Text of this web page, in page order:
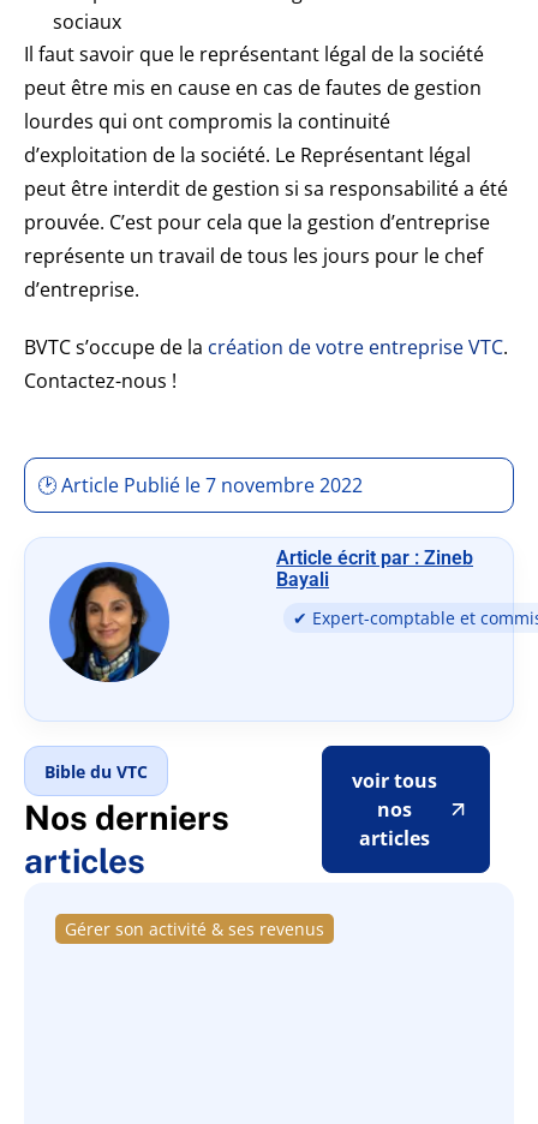
sociaux
Il faut savoir que le représentant légal de la société
peut être mis en cause en cas de fautes de gestion
lourdes qui ont compromis la continuité
d’exploitation de la société. Le Représentant légal
peut être interdit de gestion si sa responsabilité a été
prouvée. C’est pour cela que la gestion d’entreprise
représente un travail de tous les jours pour le chef
d’entreprise.
BVTC s’occupe de la création de votre entreprise VTC.
Contactez-nous !
🕑 Article Publié le 7 novembre 2022
Article écrit par : Zineb
Bayali
✔ Expert-comptable et
Bible du VTC
Nos derniers
articles
voir tous
nos
articles
Gérer son activité & ses revenus